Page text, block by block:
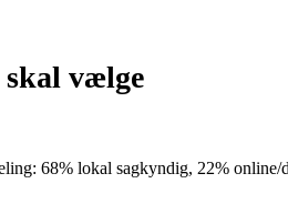
vælge
68% lokal sagkyndig, 22%